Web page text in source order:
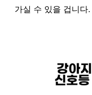
가실 수 있을 겁니다.